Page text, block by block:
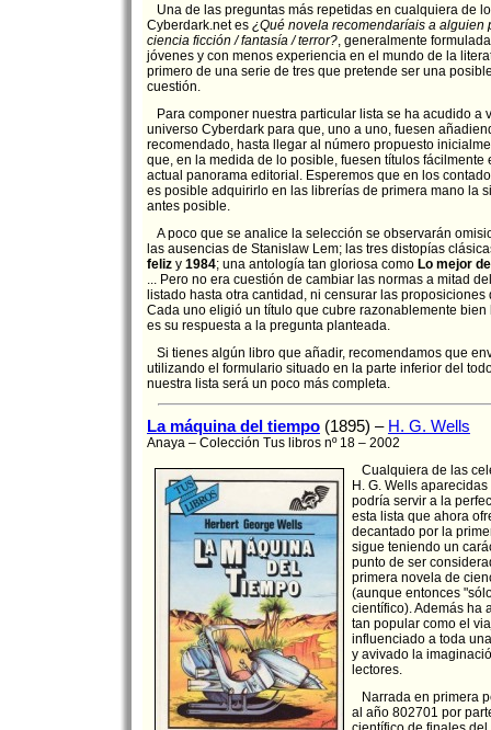
Una de las preguntas más repetidas en cualquiera de
Cyberdark.net es ¿Qué novela recomendaríais a alguien
ciencia ficción / fantasía / terror?, generalmente
jóvenes y con menos experiencia en el mundo de la
primero de una serie de tres que pretende ser una
cuestión.
Para componer nuestra particular lista se ha acudido a
universo Cyberdark para que, uno a uno, fuesen
recomendado, hasta llegar al número propuesto
que, en la medida de lo posible, fuesen títulos fácilmente
actual panorama editorial. Esperemos que en los
es posible adquirirlo en las librerías de primera mano la
antes posible.
A poco que se analice la selección se observarán
las ausencias de Stanislaw Lem; las tres distopías
feliz y 1984; una antología tan gloriosa como Lo mejor
... Pero no era cuestión de cambiar las normas a mitad
listado hasta otra cantidad, ni censurar las proposiciones
Cada uno eligió un título que cubre razonablemente bien
es su respuesta a la pregunta planteada.
Si tienes algún libro que añadir, recomendamos que
utilizando el formulario situado en la parte inferior del
nuestra lista será un poco más completa.
La máquina del tiempo (1895) – H. G. Wells
Anaya – Colección Tus libros nº 18 – 2002
Cualquiera de las
H. G. Wells
podría servir a la
esta lista que ahora
decantado por la
sigue teniendo un
punto de ser
primera novela de
(aunque entonces
científico). Además ha
tan popular como el
influenciado a toda
y avivado la
lectores.
Narrada en primera
al año 802701 por